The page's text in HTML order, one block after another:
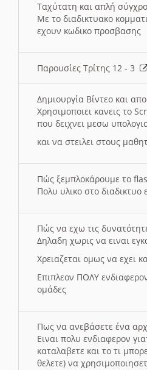
Ταχύτατη και απλή
Με το διαδικτυακο
εχουν κωδικο προσβασης
Παρουσίες Τρίτης 12 - 3
Δημιουργία Βίντεο και
Χρησιμοποιει κανεις το
που δειχνει μεσω
και να στειλει στους
Πώς ξεμπλοκάρουμε το
Πολυ υλικο στο διαδικτυο
Πώς να εχω τις
Δηλαδη χωρις να ειναι
Χρειαζεται ομως να εχει
Επιπλεον ΠΟΛΥ
ομάδες
Πως να ανεβάσετε ένα
Ειναι πολυ ενδιαφερον
καταλαβετε και το τι
θελετε) να